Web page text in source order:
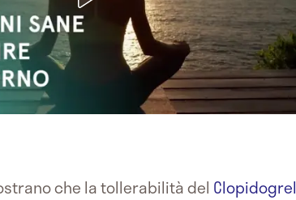
che la tollerabilità del Clopidogrel